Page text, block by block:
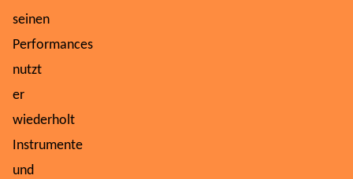
seinen
Performances
nutzt
er
wiederholt
Instrumente
und